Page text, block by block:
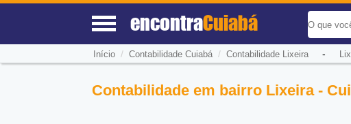
encontraCuiabá
Início / Contabilidade Cuiabá/ Contabilidade Lixeira-
Contabilidade em bairro Lixeira -